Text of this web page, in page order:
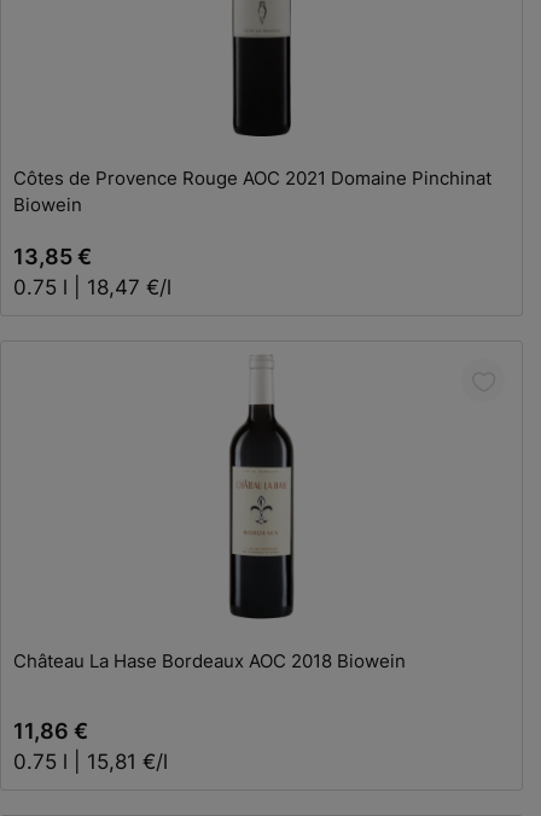
Côtes de Provence Rouge AOC 2021 Domaine Pinchinat
Biowein
13,85 €
0.75 l | 18,47 €/l
Château La Hase Bordeaux AOC 2018 Biowein
11,86 €
0.75 l | 15,81 €/l